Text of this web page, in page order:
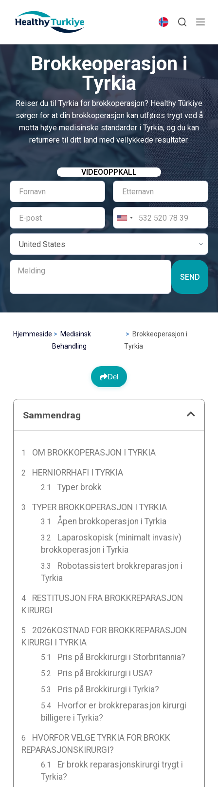
p
c
o
Brokkeoperasjon i
Tyrkia
Reiser du til Tyrkia for brokkoperasjon? Healthy Türkiye
sørger for at din brokkoperasjon kan utføres trygt ved å
motta høye medisinske standarder i Tyrkia, og du kan
returnere til ditt land med vellykkede resultater.
VIDEOOPPKALL
SEND
Hjemmeside
Medisinsk
Behandling
Brokkeoperasjon i
Tyrkia
Del
Sammendrag
OM BROKKOPERASJON I TYRKIA
HERNIORRHAFI I TYRKIA
Typer brokk
TYPER BROKKOPERASJON I TYRKIA
Åpen brokkoperasjon i Tyrkia
Laparoskopisk (minimalt invasiv)
brokkoperasjon i Tyrkia
Robotassistert brokkreparasjon i
Tyrkia
RESTITUSJON FRA BROKKREPARASJON
KIRURGI
2026KOSTNAD FOR BROKKREPARASJON
KIRURGI I TYRKIA
Pris på Brokkirurgi i Storbritannia?
Pris på Brokkirurgi i USA?
Pris på Brokkirurgi i Tyrkia?
Hvorfor er brokkreparasjon kirurgi
billigere i Tyrkia?
HVORFOR VELGE TYRKIA FOR BROKK
REPARASJONSKIRURGI?
Er brokk reparasjonskirurgi trygt i
Tyrkia?